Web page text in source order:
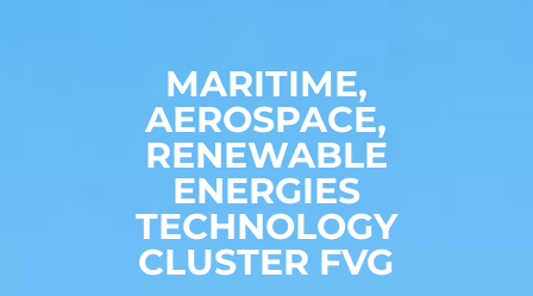
MARITIME,
AEROSPACE,
RENEWABLE
ENERGIES
TECHNOLOGY
CLUSTER FVG